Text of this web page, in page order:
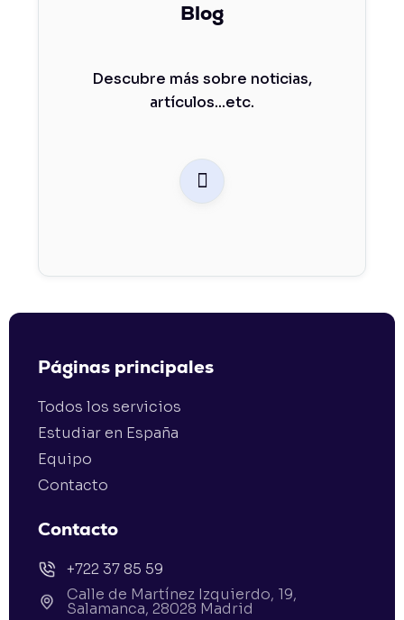
Blog
Descubre más sobre noticias,
artículos...etc.

Páginas principales
Todos los servicios
Estudiar en España
Equipo
Contacto
Contacto
+722 37 85 59
Calle de Martínez Izquierdo, 19,
Salamanca, 28028 Madrid